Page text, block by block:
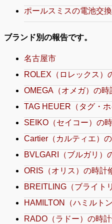
ポールスミスの電池交
ブランド別の報告です。
名古屋市
ROLEX（ロレックス）
OMEGA（オメガ）の時
TAG HEUER（タグ・
SEIKO（セイコー）の
Cartier（カルティエ）
BVLGARI（ブルガリ）
ORIS（オリス）の時計
BREITLING（ブライト
HAMILTON（ハミルト
RADO（ラドー）の時